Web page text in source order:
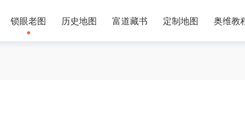
锁眼老图 历史地图 富道藏书 定制地图 奥维教